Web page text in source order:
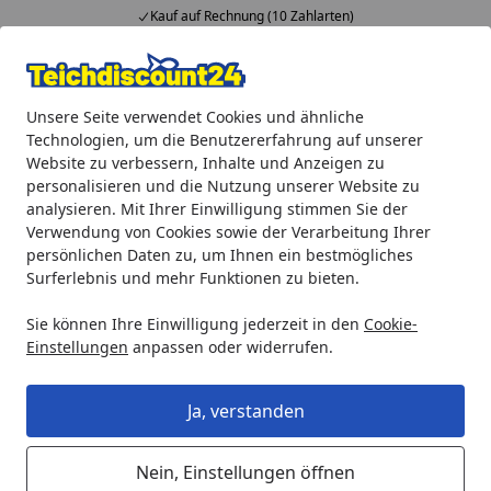
Unsere Seite verwendet Cookies und ähnliche
Technologien, um die Benutzererfahrung auf unserer
Website zu verbessern, Inhalte und Anzeigen zu
personalisieren und die Nutzung unserer Website zu
analysieren. Mit Ihrer Einwilligung stimmen Sie der
Verwendung von Cookies sowie der Verarbeitung Ihrer
persönlichen Daten zu, um Ihnen ein bestmögliches
Surferlebnis und mehr Funktionen zu bieten.
Sie können Ihre Einwilligung jederzeit in den Cookie-
Einstellungen anpassen oder widerrufen.
Ja, verstanden
Nein, Einstellungen öffnen
Kauf auf Rechnung (10 Zahlarten)
Alle Produkte
Mein Konto
Suchen
Startseite
Teichprodukte Teichbau Bachlaufgestaltung
Oase Bachlaufschale Premium
Grand Canyon grau, Links